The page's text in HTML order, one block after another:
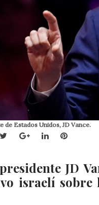
de Estados Unidos, JD Vance.
TwitterGoogle+LinkedInPinterest
JD
israelí